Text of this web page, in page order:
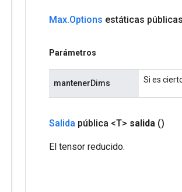
Max.Options estáticas públicas
Parámetros
mantenerDims Si es
Salida pública <T> salida ()
El tensor reducido.